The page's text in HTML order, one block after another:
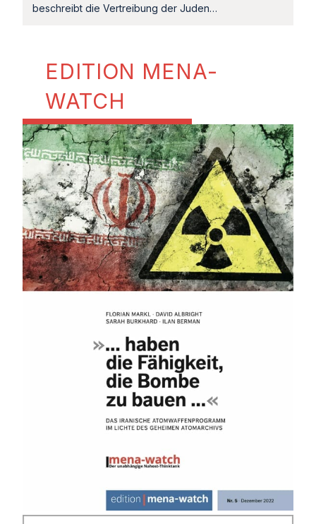
beschreibt die Vertreibung der Juden…
EDITION MENA-
WATCH